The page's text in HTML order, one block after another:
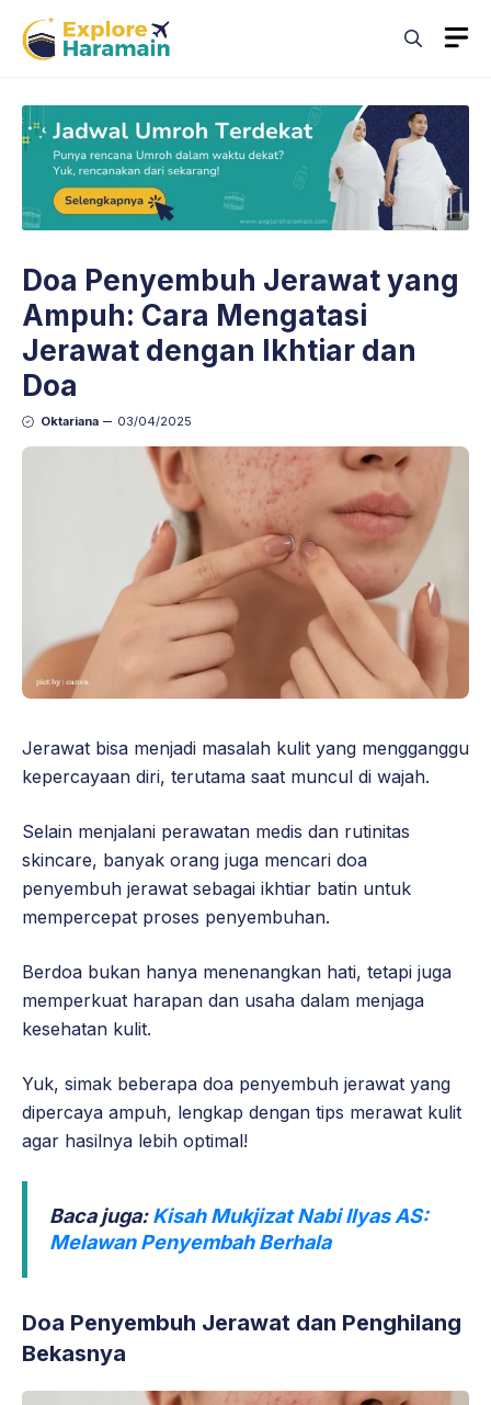
content
Doa Penyembuh Jerawat yang
Ampuh: Cara Mengatasi
Jerawat dengan Ikhtiar dan
Doa
Oktariana 03/04/2025
Jerawat bisa menjadi masalah kulit yang mengganggu
kepercayaan diri, terutama saat muncul di wajah.
Selain menjalani perawatan medis dan rutinitas
skincare, banyak orang juga mencari doa
penyembuh jerawat sebagai ikhtiar batin untuk
mempercepat proses penyembuhan.
Berdoa bukan hanya menenangkan hati, tetapi juga
memperkuat harapan dan usaha dalam menjaga
kesehatan kulit.
Yuk, simak beberapa doa penyembuh jerawat yang
dipercaya ampuh, lengkap dengan tips merawat kulit
agar hasilnya lebih optimal!
Baca juga:Kisah Mukjizat Nabi Ilyas AS:
Melawan Penyembah Berhala
Doa Penyembuh Jerawat dan Penghilang
Bekasnya